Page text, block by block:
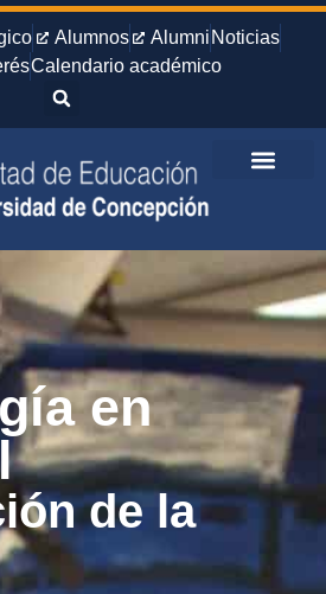
Alumnos Alumni Noticias
Calendario académico
en
de la